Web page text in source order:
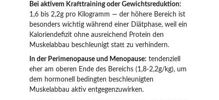
Bei aktivem Krafttraining oder Gewichtsreduktion:
1,6 bis 2,2g pro Kilogramm — der höhere Bereich ist
besonders wichtig während einer Diätphase, weil ein
Kaloriendefizit ohne ausreichend Protein den
Muskelabbau beschleunigt statt zu verhindern.
In der Perimenopause und Menopause: tendenziell
eher am oberen Ende des Bereichs (1,8-2,2g/kg), um
dem hormonell bedingten beschleunigten
Muskelabbau aktiv entgegenzuwirken.